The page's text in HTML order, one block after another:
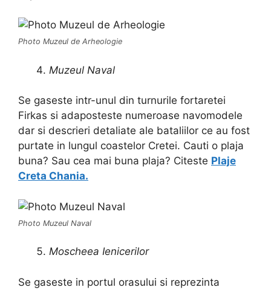
Photo Muzeul de Arheologie
Muzeul Naval
Se gaseste intr-unul din turnurile fortaretei
Firkas si adaposteste numeroase navomodele
dar si descrieri detaliate ale bataliilor ce au fost
purtate in lungul coastelor Cretei. Cauti o plaja
buna? Sau cea mai buna plaja? Citeste Plaje
Creta Chania.
Photo Muzeul Naval
Moscheea Ienicerilor
Se gaseste in portul orasului si reprezinta